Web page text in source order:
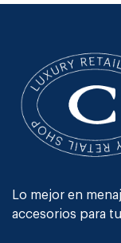
Lo mejor en
accesorios para